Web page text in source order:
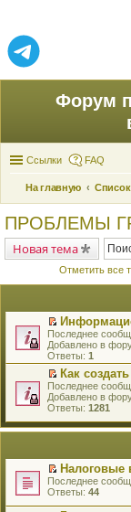
Форум
Ссылки FAQ
На главную
ПРОБЛЕМЫ
Новая тема
Отметить все
П
е
р
е
й
т
и
к
е
о
м
у
н
е
Последнее
Добавлено в
Ответы: 1
П
е
р
й
к
п
е
р
в
Как
Последнее
Добавлено в
Ответы: 1281
П
е
Налоговые
Последнее
Ответы: 44